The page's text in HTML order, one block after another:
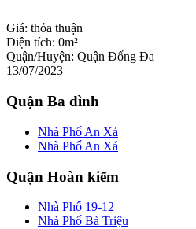
Giá: thỏa thuận
Diện tích: 0m²
Quận/Huyện: Quận Đống Đa
13/07/2023
Quận Ba đình
Nhà Phố An Xá
Nhà Phố An Xá
Quận Hoàn kiếm
Nhà Phố 19-12
Nhà Phố Bà Triệu